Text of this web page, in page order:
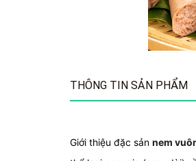
THÔNG TIN SẢN PHẨM
Giới thiệu đặc sản nem